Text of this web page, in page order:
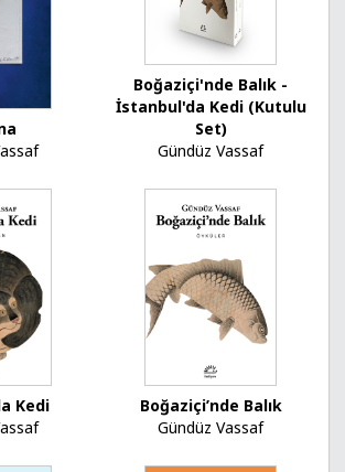
Boğaziçi'nde Balık -
İstanbul'da Kedi (Kutulu
Set)
Gündüz Vassaf
Kedi
Boğaziçi’nde Balık
Gündüz Vassaf